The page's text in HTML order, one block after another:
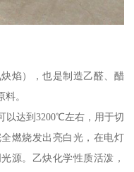
焰），也是制造乙醛、醋
。
以达到3200℃左右，用于切
燃烧发出亮白光，在电灯
源。乙炔化学性质活泼，